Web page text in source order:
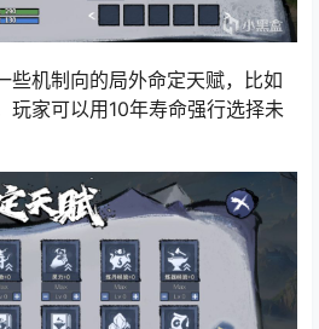
些机制向的局外命定天赋，比如
玩家可以用10年寿命强行选择未